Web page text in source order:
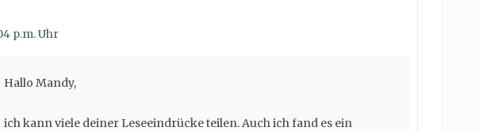
p.m. Uhr
Hallo Mandy,
ich kann viele deiner Leseeindrücke teilen. Auch ich fand es ein